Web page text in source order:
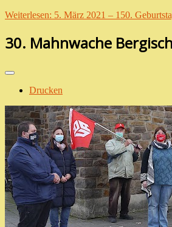
Weiterlesen: 5. März 2021 – 150.
30. Mahnwache
Drucken